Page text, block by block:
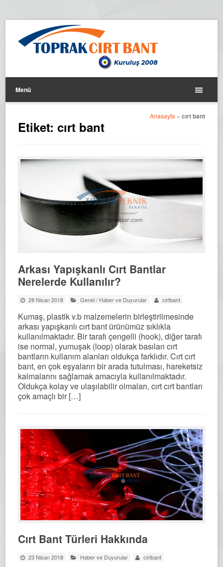
Menü
Anasayfa » cırt bant
Etiket:cırt bant
Arkası Yapışkanlı Cırt Bantlar
Nerelerde Kullanılır?
28 Nisan 2018 Genel/ Haber ve Duyurular cirtbant
Kumaş, plastik v.b malzemelerin birleştirilmesinde
arkası yapışkanlı cırt bant ürünümüz sıklıkla
kullanılmaktadır. Bir tarafı çengelli (hook), diğer tarafı
ise normal, yumuşak (loop) olarak basılan cırt
bantların kullanım alanları oldukça farklıdır. Cırt cırt
bant, en çok eşyaların bir arada tutulması, hareketsiz
kalmalarını sağlamak amacıyla kullanılmaktadır.
Oldukça kolay ve ulaşılabilir olmaları, cırt cırt bantları
çok amaçlı bir […]
Cırt Bant Türleri Hakkında
23 Nisan 2018 Haber ve Duyurular cirtbant